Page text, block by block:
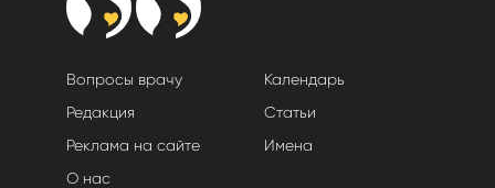
Вопросы врачу
Редакция
Реклама на сайте
О нас
Календарь
Статьи
Имена